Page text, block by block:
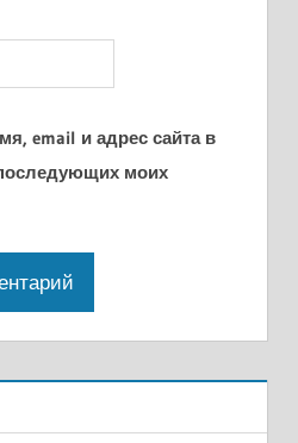
email и адрес сайта в
моих